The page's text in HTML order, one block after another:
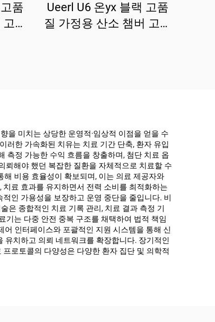
품
급
Ueerl U6 온yx 블랙 고품
질 가정용 산소 챔버 고급
을 미치는 상당한 운영적·임상적 이점을 얻을 수
러한 가속화된 치유는 치료 기간 단축, 환자 유입
측정 가능한 수익 흐름을 창출하며, 첨단 치료 옵
뢰해야 했던 복잡한 질환을 자체적으로 치료할 수
비용 효율성이 확보되며, 이는 의료 제공자와
료 효과를 유지하면서 전력 소비를 최적화하는
인 가용성을 보장하고 운영 중단을 줄입니다. 비
은 종합적인 치료 기록 관리, 치료 결과 측정 기
기는 다중 안전 중복 구조를 채택하여 법적 책임
인터페이스와 포괄적인 지원 시스템을 통해 신
치하고 의뢰 네트워크를 확장합니다. 장기적인
로토콜의 다양성은 다양한 환자 집단 및 의학적